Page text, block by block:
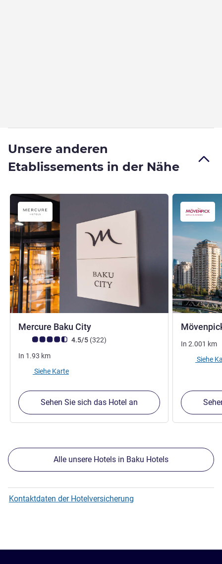
Unsere anderen
Etablissements in der Nähe
Mercure Baku City
Note Kundenmeinungen (Bewertung ALL)
4.5/5 (322Bewertungen
)
In 1.93 km
Siehe Karte
Sehen Sie sich das Hotel an
In 2.001 km
Siehe
Alle unsere Hotels in Baku Hotels
Kontaktdaten der Hotelversicherung